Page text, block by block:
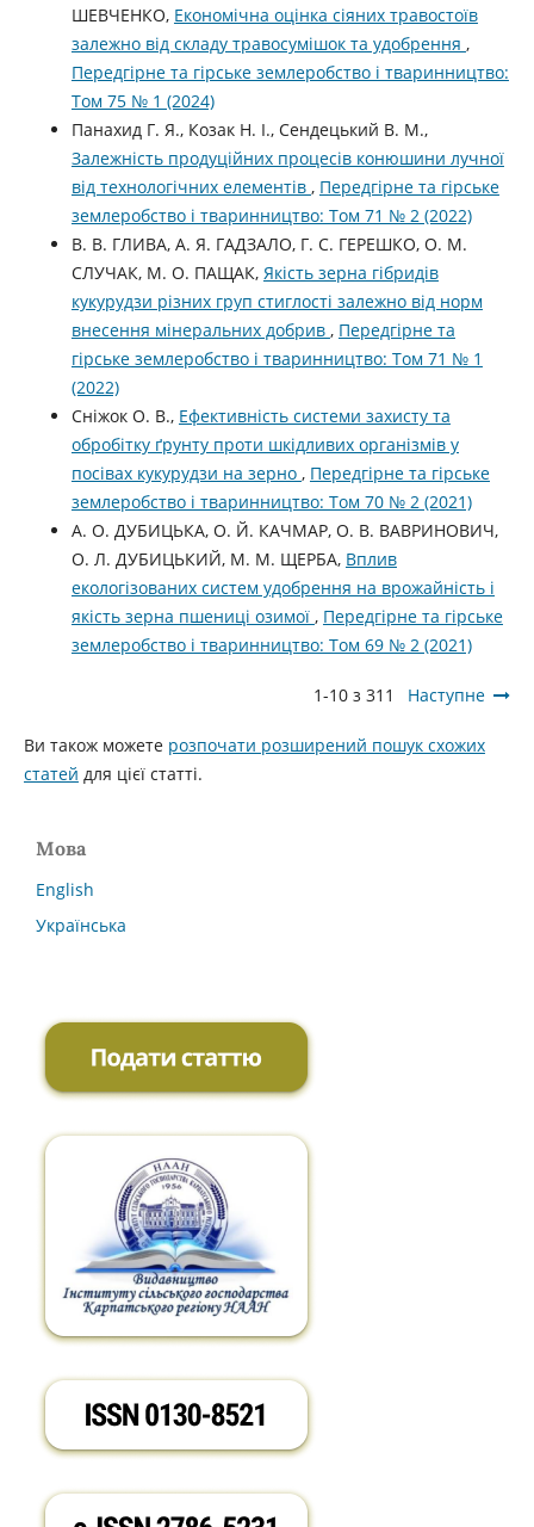
ШЕВЧЕНКО, Економічна оцінка сіяних травостоїв
залежно від складу травосумішок та удобрення ,
Передгірне та гірське землеробство і тваринництво:
Том 75 № 1 (2024)
Панахид Г. Я., Козак Н. І., Сендецький В. М.,
Залежність продуційних процесів конюшини лучної
від технологічних елементів , Передгірне та гірське
землеробство і тваринництво: Том 71 № 2 (2022)
В. В. ГЛИВА, А. Я. ГАДЗАЛО, Г. С. ГЕРЕШКО, О. М.
СЛУЧАК, М. О. ПАЩАК, Якість зерна гібридів
кукурудзи різних груп стиглості залежно від норм
внесення мінеральних добрив , Передгірне та
гірське землеробство і тваринництво: Том 71 № 1
(2022)
Сніжок О. В., Ефективність системи захисту та
обробітку ґрунту проти шкідливих організмів у
посівах кукурудзи на зерно , Передгірне та гірське
землеробство і тваринництво: Том 70 № 2 (2021)
А. О. ДУБИЦЬКА, О. Й. КАЧМАР, О. В. ВАВРИНОВИЧ,
О. Л. ДУБИЦЬКИЙ, М. М. ЩЕРБА, Вплив
екологізованих систем удобрення на врожайність і
якість зерна пшениці озимої , Передгірне та гірське
землеробство і тваринництво: Том 69 № 2 (2021)
1-10 з 311 Наступне
Ви також можете розпочати розширений пошук схожих
статей для цієї статті.
Мова
English
Українська